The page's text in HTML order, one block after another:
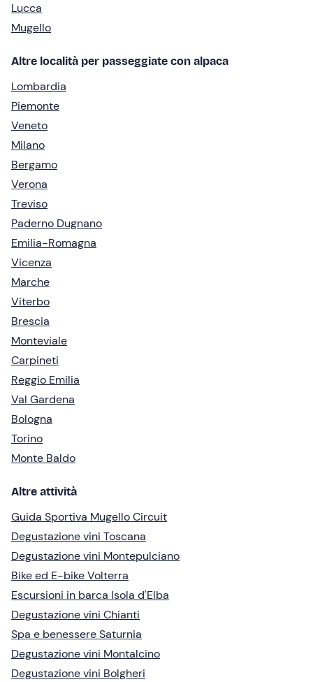
Lucca
Mugello
Altre località per passeggiate con alpaca
Lombardia
Piemonte
Veneto
Milano
Bergamo
Verona
Treviso
Paderno Dugnano
Emilia-Romagna
Vicenza
Marche
Viterbo
Brescia
Monteviale
Carpineti
Reggio Emilia
Val Gardena
Bologna
Torino
Monte Baldo
Altre attività
Guida Sportiva Mugello Circuit
Degustazione vini Toscana
Degustazione vini Montepulciano
Bike ed E-bike Volterra
Escursioni in barca Isola d'Elba
Degustazione vini Chianti
Spa e benessere Saturnia
Degustazione vini Montalcino
Degustazione vini Bolgheri